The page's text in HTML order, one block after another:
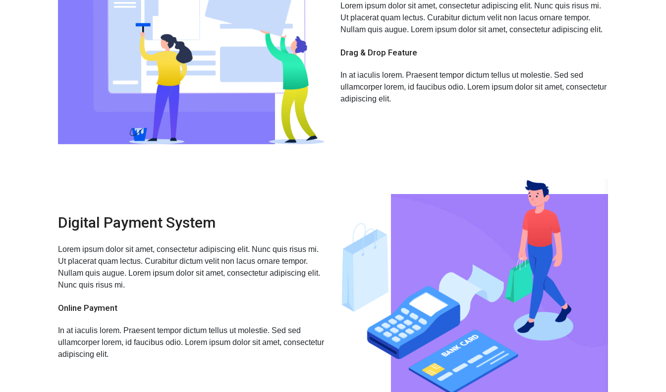
Lorem ipsum dolor sit amet, consectetur adipiscing elit. Nunc quis risus mi.
Ut placerat quam lectus. Curabitur dictum velit non lacus ornare tempor.
Nullam quis augue. Lorem ipsum dolor sit amet, consectetur adipiscing elit.
Drag & Drop Feature
In at iaculis lorem. Praesent tempor dictum tellus ut molestie. Sed sed
ullamcorper lorem, id faucibus odio. Lorem ipsum dolor sit amet, consectetur
adipiscing elit.
Digital Payment System
Lorem ipsum dolor sit amet, consectetur adipiscing elit. Nunc quis risus mi.
Ut placerat quam lectus. Curabitur dictum velit non lacus ornare tempor.
Nullam quis augue. Lorem ipsum dolor sit amet, consectetur adipiscing elit.
Nunc quis risus mi.
Online Payment
In at iaculis lorem. Praesent tempor dictum tellus ut molestie. Sed sed
ullamcorper lorem, id faucibus odio. Lorem ipsum dolor sit amet, consectetur
adipiscing elit.